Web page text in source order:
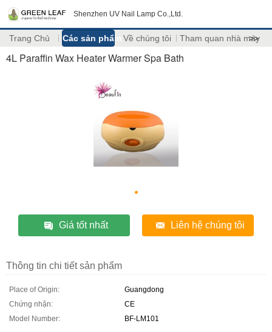
Shenzhen UV Nail Lamp Co.,Ltd.
Trang Chủ Các sản phẩm Về chúng tôi Tham quan nhà máy
>>
4L Paraffin Wax Heater Warmer Spa Bath
Giá tốt nhất Liên hệ chúng tôi
Thông tin chi tiết sản phẩm
Place of Origin:
Guangdong
Chứng nhận:
CE
Model Number:
BF-LM101